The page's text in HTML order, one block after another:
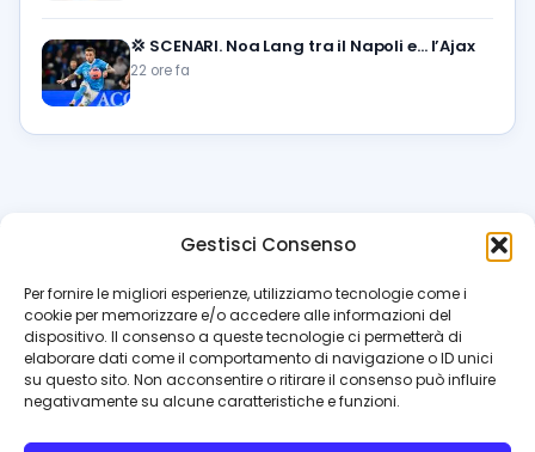
Gestisci Consenso
Per fornire le migliori esperienze, utilizziamo tecnologie come i
cookie per memorizzare e/o accedere alle informazioni del
dispositivo. Il consenso a queste tecnologie ci permetterà di
elaborare dati come il comportamento di navigazione o ID unici
su questo sito. Non acconsentire o ritirare il consenso può influire
negativamente su alcune caratteristiche e funzioni.
💢 SCENARI. Noa Lang tra il Napoli e… l’Ajax
22 ore fa
azzurrissimo.it
Il blog di riferimento per i tifosi del Napoli. News, interviste,
pagelle e calciomercato. Testata giornalistica registrata
al Tribunale di Napoli (n. 48 dell’08/10/2012). Direttore Luca
Perillo
INFO